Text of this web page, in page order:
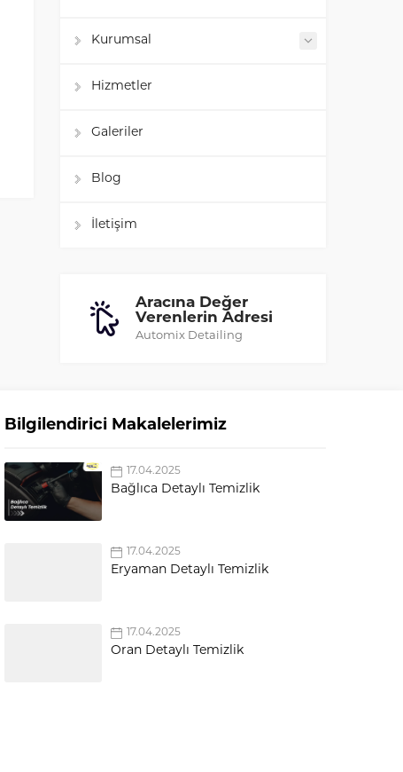
Kurumsal
Hizmetler
Galeriler
Blog
İletişim
Aracına Değer
Verenlerin Adresi
Automix Detailing
Bilgilendirici Makalelerimiz
17.04.2025
Bağlıca Detaylı Temizlik
17.04.2025
Eryaman Detaylı Temizlik
17.04.2025
Oran Detaylı Temizlik